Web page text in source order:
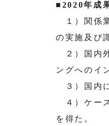
■2020年成
１）関係
の実施及び
２）国内
ングへのイ
３）国内
４）ケー
を得た。